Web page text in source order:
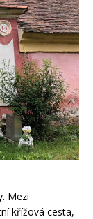
Mezi
křížová cesta,